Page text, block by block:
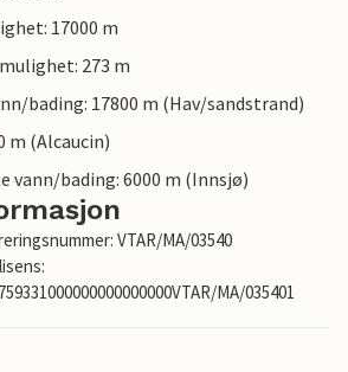
17000 m
273 m
bading: 17800 m (Hav/sandstrand)
m (Alcaucin)
vann/bading: 6000 m (Innsjø)
VTAR/MA/03540
MA/035401